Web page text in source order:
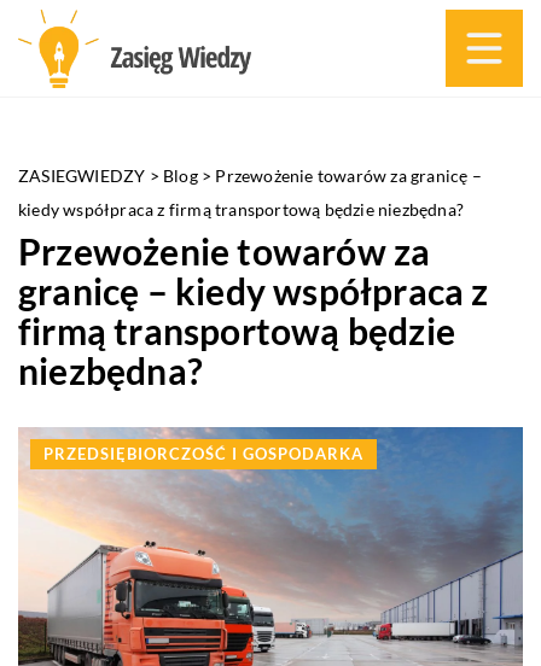
ZASIEGWIEDZY > Blog> Przewożenie towarów za granicę –
kiedy współpraca z firmą transportową będzie niezbędna?
Przewożenie towarów za
granicę – kiedy współpraca z
firmą transportową będzie
niezbędna?
PRZEDSIĘBIORCZOŚĆ I GOSPODARKA